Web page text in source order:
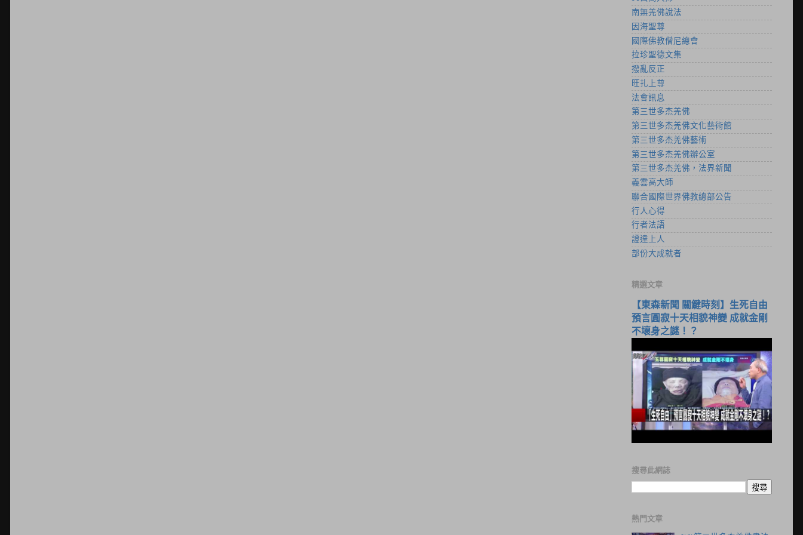
南無羌佛說法
因海聖尊
國際佛教僧尼總會
拉珍聖德文集
撥亂反正
旺扎上尊
法會訊息
第三世多杰羌佛
第三世多杰羌佛文化藝術館
第三世多杰羌佛藝術
第三世多杰羌佛辦公室
第三世多杰羌佛，法界新聞
義雲高大師
聯合國際世界佛教總部公告
行人心得
行者法語
證達上人
部份大成就者
精選文章
【東森新聞 關鍵時刻】生死自由
預言圓寂十天相貌神變 成就金剛
不壞身之謎！？
搜尋此網誌
熱門文章